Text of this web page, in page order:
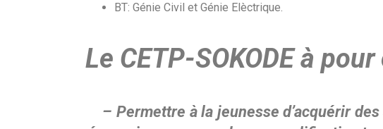
BT: Génie Civil et Génie Elèctrique.
Le CETP-SOKODE à
– Permettre à la jeunesse d’acquérir